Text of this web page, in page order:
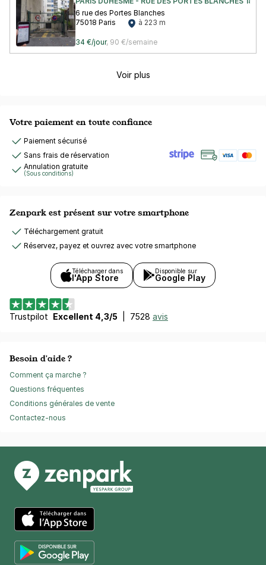
6 rue des Portes Blanches
75018 Paris
à 223 m
34 €/jour, 90 €/semaine
Voir plus
Votre paiement en toute confiance
Paiement sécurisé
Sans frais de réservation
Annulation gratuite
(Sous conditions)
Zenpark est présent sur votre smartphone
Téléchargement gratuit
Réservez, payez et ouvrez avec votre smartphone
Télécharger dans
l'App Store
Disponible sur
Google Play
Trustpilot Excellent 4,3/5 7528 avis
Besoin d'aide ?
Comment ça marche ?
Questions fréquentes
Conditions générales de vente
Contactez-nous
App Store